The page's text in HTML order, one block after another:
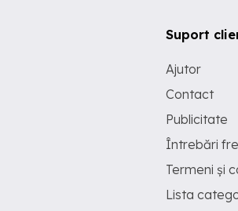
Suport
Ajutor
Contact
Publicitate
Întrebări
Termeni și
Lista